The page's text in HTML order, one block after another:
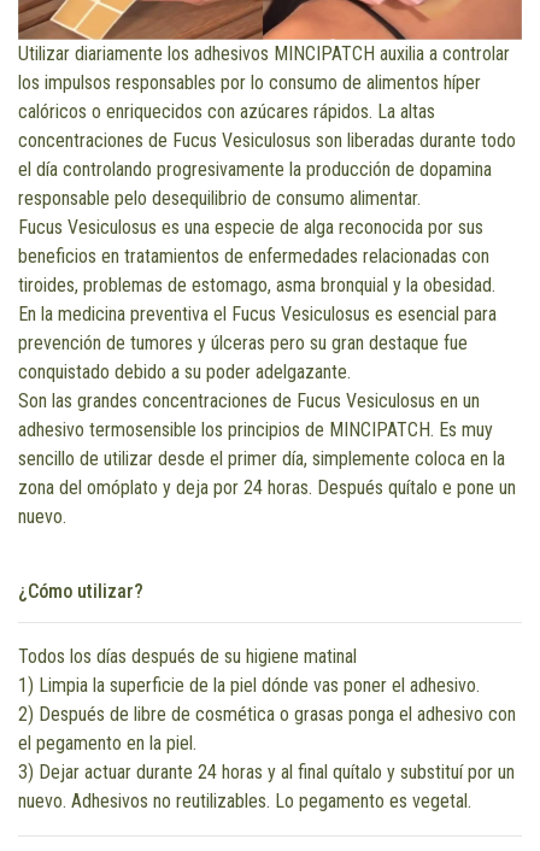
Utilizar diariamente los adhesivos MINCIPATCH auxilia a controlar
los impulsos responsables por lo consumo de alimentos híper
calóricos o enriquecidos con azúcares rápidos. La altas
concentraciones de Fucus Vesiculosus son liberadas durante todo
el día controlando progresivamente la producción de dopamina
responsable pelo desequilibrio de consumo alimentar.
Fucus Vesiculosus es una especie de alga reconocida por sus
beneficios en tratamientos de enfermedades relacionadas con
tiroides, problemas de estomago, asma bronquial y la obesidad.
En la medicina preventiva el Fucus Vesiculosus es esencial para
prevención de tumores y úlceras pero su gran destaque fue
conquistado debido a su poder adelgazante.
Son las grandes concentraciones de Fucus Vesiculosus en un
adhesivo termosensible los principios de MINCIPATCH. Es muy
sencillo de utilizar desde el primer día, simplemente coloca en la
zona del omóplato y deja por 24 horas. Después quítalo e pone un
nuevo.
¿Cómo utilizar?
Todos los días después de su higiene matinal
1) Limpia la superficie de la piel dónde vas poner el adhesivo.
2) Después de libre de cosmética o grasas ponga el adhesivo con
el pegamento en la piel.
3) Dejar actuar durante 24 horas y al final quítalo y substituí por un
nuevo. Adhesivos no reutilizables. Lo pegamento es vegetal.